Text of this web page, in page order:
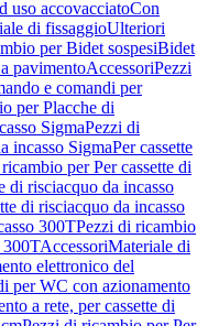
uso accovacciatoCon
di fissaggioUlteriori
per Bidet sospesiBidet
pavimentoAccessoriPezzi
e comandi per
per Placche di
SigmaPezzi di
incasso SigmaPer cassette
per Per cassette di
di risciacquo da incasso
di risciacquo da incasso
300TPezzi di ricambio
300TAccessoriMateriale di
elettronico del
per WC con azionamento
a rete, per cassette di